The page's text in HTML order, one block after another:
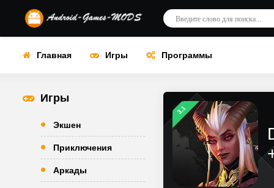
Главная Игры Программы
Игры
Экшен
Приключения
Аркады
3.1